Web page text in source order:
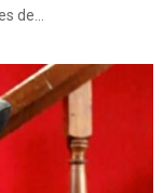
de...